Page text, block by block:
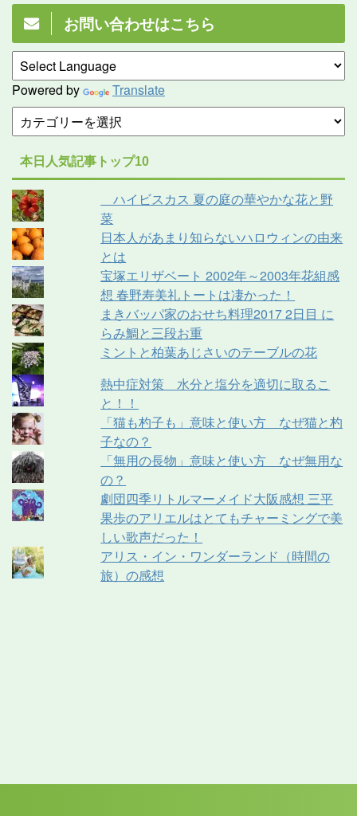
お問い合わせはこちら
Powered by Translate
本日人気記事トップ10
ハイビスカス 夏の庭の華やかな花と野
菜
日本人があまり知らないハロウィンの由来
とは
宝塚エリザベート 2002年～2003年花組感
想 春野寿美礼トートは凄かった！
まきバッパ家のおせち料理2017 2日目 に
らみ鯛と三段お重
ミントと柏葉あじさいのテーブルの花
熱中症対策 水分と塩分を適切に取るこ
と！！
「猫も杓子も」意味と使い方 なぜ猫と杓
子なの？
「無用の長物」意味と使い方 なぜ無用な
の？
劇団四季リトルマーメイド大阪感想 三平
果歩のアリエルはとてもチャーミングで美
しい歌声だった！
アリス・イン・ワンダーランド（時間の
旅）の感想